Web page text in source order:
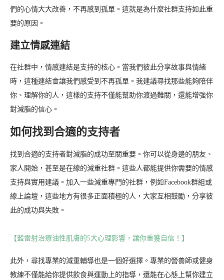
們的心情大大改善，不再感到孤單。這就是為什麼社群支持如此重
要的原因。
建立情感連結
在社群中，情感連結是支持的核心。當我們彼此分享故事與情緒
時，這種連結會讓我們感受到不再孤單。我建議尋找那些能夠陪伴
你、理解你的人，這樣的支持不僅能幫助你渡過難關，還能增強你
對減脂的信心。
如何找到合適的支持者
找到合適的支持者對減脂的成功至關重要。你可以從身邊的朋友、
家人開始，甚至是在線的減重社群。這些人都能提供你需要的情感
支持與實用建議。加入一些減重專門的社群，例如Facebook群組或
線上論壇，這些地方有很多正面積極的人，大家互相鼓勵，分享彼
此的成功與失敗。
【藍雷射治療油性肌膚的5大心理影響，讓你重獲自信！】
此外，尋找專業的減重輔導也是一個好選擇。專業的營養師或健身
教練不僅能給你提供飲食與運動上的指導，還能在心態上幫你建立